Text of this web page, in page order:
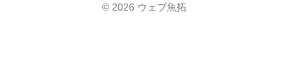
© 2026 ウェブ魚拓